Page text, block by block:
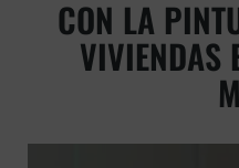
CON LA
VIVIENDAS